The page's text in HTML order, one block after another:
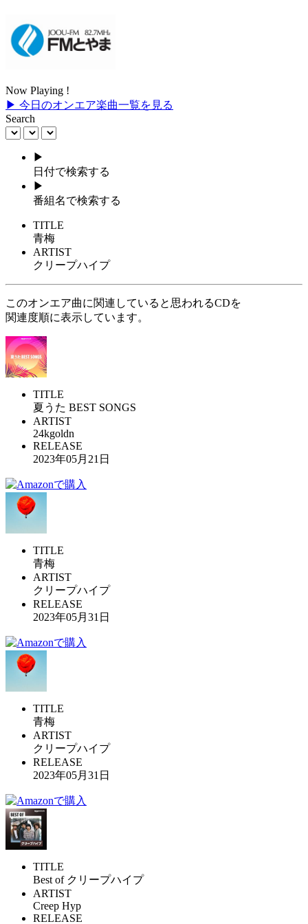
Now Playing !
▶ 今日のオンエア楽曲一覧を見る
Search
▶
日付で検索する
▶
番組名で検索する
TITLE
青梅
ARTIST
クリープハイプ
このオンエア曲に関連していると思われるCDを
関連度順に表示しています。
TITLE
夏うた BEST SONGS
ARTIST
24kgoldn
RELEASE
2023年05月21日
TITLE
青梅
ARTIST
クリープハイプ
RELEASE
2023年05月31日
TITLE
青梅
ARTIST
クリープハイプ
RELEASE
2023年05月31日
TITLE
Best of クリープハイプ
ARTIST
Creep Hyp
RELEASE